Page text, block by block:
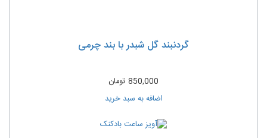
گردنبند گل شبدر با بند چرمی
850,000 تومان
اضافه به سبد خرید